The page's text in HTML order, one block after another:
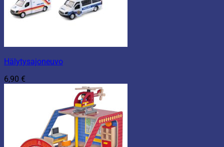
Hälytysajoneuvo
6,90 €